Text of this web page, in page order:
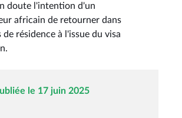
doute l'intention d'un
africain de retourner dans
de résidence à l'issue du visa
le 17 juin 2025